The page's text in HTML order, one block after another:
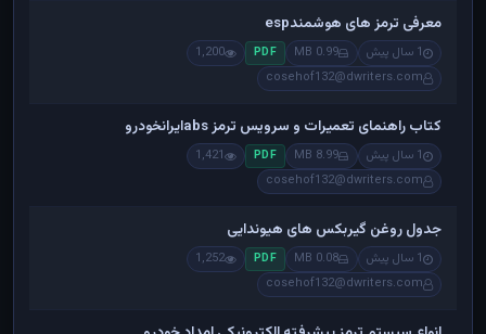
معرفی ترمز های هوشمندesp
1 سال پیش 0.99 MB
PDF
1,200
cosehof132@dwriters.com
کتاب راهنمای تعمیرات و سرویس ترمز absایرانخودرو
1 سال پیش 8.99 MB
PDF
1,421
cosehof132@dwriters.com
جدول روغن گیربکس های هیوندایی
1 سال پیش 0.08 MB
PDF
1,252
cosehof132@dwriters.com